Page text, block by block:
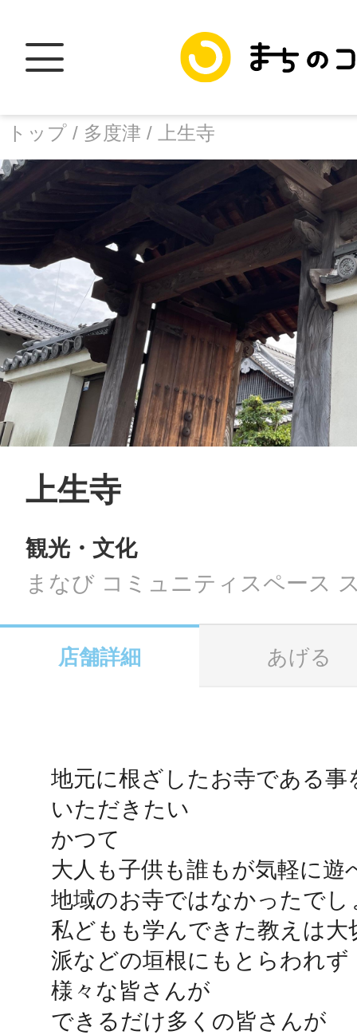
トップ / 多度津 / 上生寺
facebook
X
LINE
メール
URLをコピー
上生寺
観光・文化
まなび コミュニティスペース
店舗詳細 あげる
地元に根ざしたお寺である事
いただきたい
かつて
大人も子供も誰もが気軽に遊
地域のお寺ではなかったでし
私どもも学んできた教えは大
派などの垣根にもとらわれず
様々な皆さんが
できるだけ多くの皆さんが
トップ
加盟スポットに
地域に導入を
地域ごとの
智頭
鴻巣
池袋